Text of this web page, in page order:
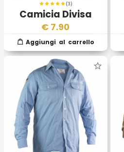
(3)
Camicia Divisa
Francese Donna
€ 7.90